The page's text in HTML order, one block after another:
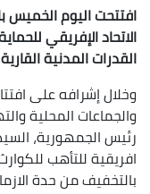
افتتحت اليوم الخميس
الاتحاد الإفريقي
القدرات المدنية
وخلال إشرافه على
والجماعات المحلية
رئيس الجمهورية،
افريقية للتأهب
بالتخفيف من حدة